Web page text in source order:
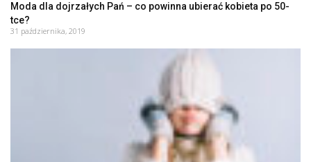
Moda dla dojrzałych Pań – co powinna ubierać kobieta po 50-
tce?
31 października, 2019